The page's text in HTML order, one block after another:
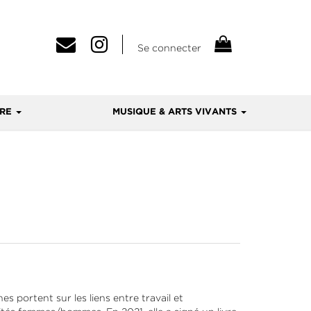
Se connecter
MUSIQUE & ARTS VIVANTS
portent sur les liens entre travail et